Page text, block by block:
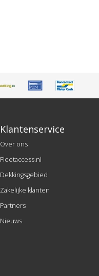
Klantenservice
Over ons
Fleetaccess.nl
Dekkingsgebied
Zakelijke klanten
Partners
Nieuws